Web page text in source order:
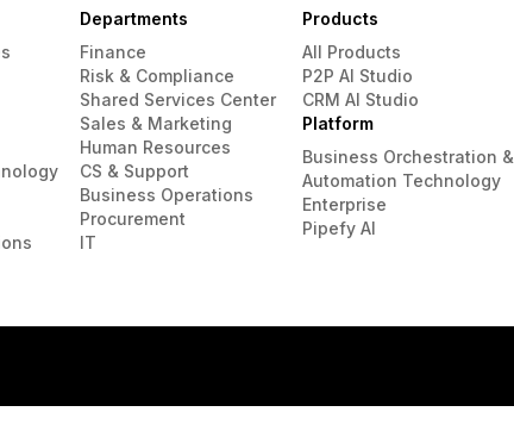
Departments
Finance
Risk & Compliance
Shared Services Center
Sales & Marketing
Human Resources
CS & Support
Business Operations
Procurement
IT
Products
All Products
P2P AI Studio
CRM AI Studio
Platform
Business Orchestration &
Automation Technology
Enterprise
Pipefy AI